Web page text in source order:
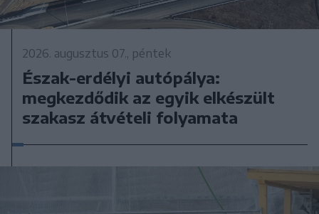
2026. augusztus 07., péntek
Észak-erdélyi autópálya:
megkezdődik az egyik elkészült
szakasz átvételi folyamata